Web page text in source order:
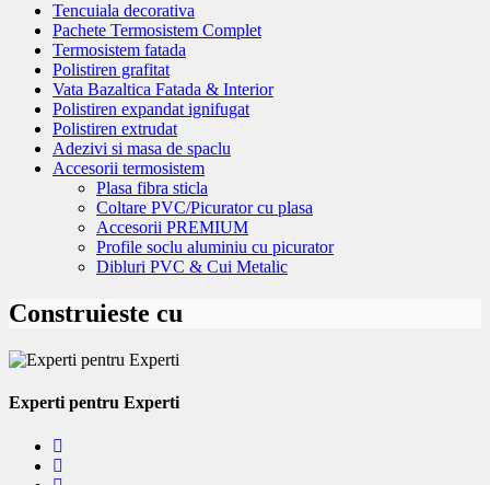
Tencuiala decorativa
Pachete Termosistem Complet
Termosistem fatada
Polistiren grafitat
Vata Bazaltica Fatada & Interior
Polistiren expandat ignifugat
Polistiren extrudat
Adezivi si masa de spaclu
Accesorii termosistem
Plasa fibra sticla
Coltare PVC/Picurator cu plasa
Accesorii PREMIUM
Profile soclu aluminiu cu picurator
Dibluri PVC & Cui Metalic
Construieste cu
Experti pentru Experti